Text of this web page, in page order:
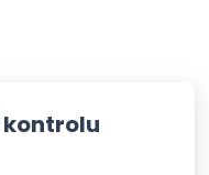
kontrolu